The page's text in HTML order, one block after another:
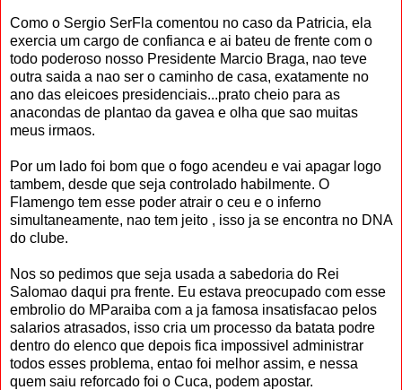
Como o Sergio SerFla comentou no caso da Patricia, ela
exercia um cargo de confianca e ai bateu de frente com o
todo poderoso nosso Presidente Marcio Braga, nao teve
outra saida a nao ser o caminho de casa, exatamente no
ano das eleicoes presidenciais...prato cheio para as
anacondas de plantao da gavea e olha que sao muitas
meus irmaos.
Por um lado foi bom que o fogo acendeu e vai apagar logo
tambem, desde que seja controlado habilmente. O
Flamengo tem esse poder atrair o ceu e o inferno
simultaneamente, nao tem jeito , isso ja se encontra no DNA
do clube.
Nos so pedimos que seja usada a sabedoria do Rei
Salomao daqui pra frente. Eu estava preocupado com esse
embrolio do MParaiba com a ja famosa insatisfacao pelos
salarios atrasados, isso cria um processo da batata podre
dentro do elenco que depois fica impossivel administrar
todos esses problema, entao foi melhor assim, e nessa
quem saiu reforcado foi o Cuca, podem apostar.